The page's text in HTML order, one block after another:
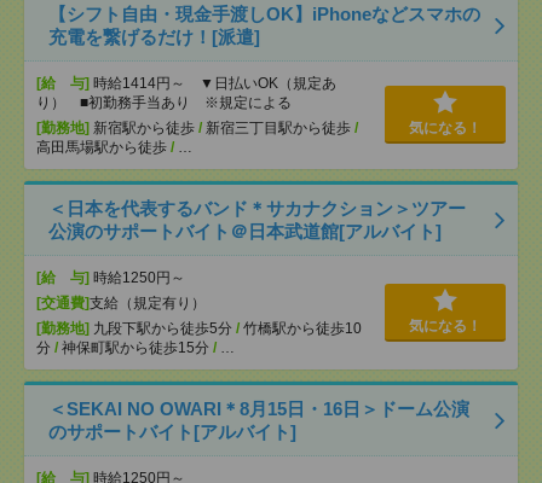
【シフト自由・現金手渡しOK】iPhoneなどスマホの
充電を繋げるだけ！[派遣]
[給 与] 時給1414円～ ▼日払いOK（規定あ
り） ■初勤務手当あり ※規定による
[勤務地] 新宿駅から徒歩 / 新宿三丁目駅から徒歩 /
高田馬場駅から徒歩 / …
気になる！
＜日本を代表するバンド＊サカナクション＞ツアー
公演のサポートバイト＠日本武道館[アルバイト]
[給 与] 時給1250円～
[交通費]支給（規定有り）
[勤務地] 九段下駅から徒歩5分 / 竹橋駅から徒歩10
分 / 神保町駅から徒歩15分 / …
気になる！
＜SEKAI NO OWARI＊8月15日・16日＞ドーム公演
のサポートバイト[アルバイト]
[給 与] 時給1250円～